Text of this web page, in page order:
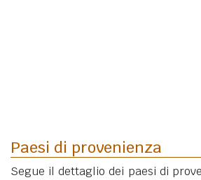
Paesi di provenienza
Segue il dettaglio dei paesi di